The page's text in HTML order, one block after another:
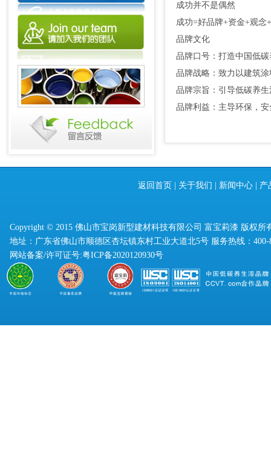
成功并不是偶然
成功=好品牌+资金+观念
品牌文化
品牌口号：打造中国低
品牌战略：致力以建筑
品牌宗旨：引导低碳养
品牌利益：主导环保，
返回首页 关于我们 新闻中心| 产
Copyright © 2015 佛山市宝岗新型建材科技有限公司 富宝莉漆 版权所
地址：广东省佛山市顺德区杏坛镇东村工业大道北5号 服务热线：400-
网站备案/许可证号:粤ICP备2020120930号